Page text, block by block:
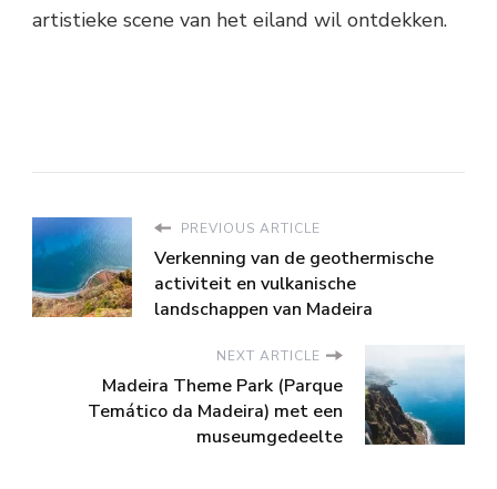
artistieke scene van het eiland wil ontdekken.
PREVIOUS ARTICLE
Verkenning van de geothermische
activiteit en vulkanische
landschappen van Madeira
NEXT ARTICLE
Madeira Theme Park (Parque
Temático da Madeira) met een
museumgedeelte